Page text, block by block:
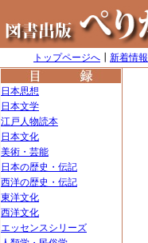
トップページへ 新着情報
日本思想
日本文学
江戸人物読本
日本文化
美術・芸能
日本の歴史・伝記
西洋の歴史・伝記
東洋文化
西洋文化
エッセンスシリーズ